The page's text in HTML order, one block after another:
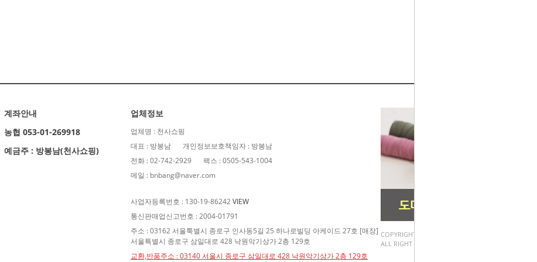
계좌안내
농협 053-01-269918
예금주 : 방봉남(천사쇼핑)
업체정보
업체명 : 천사쇼핑
대표 : 방봉남
개인정보보호책임자 : 방봉남
전화 : 02-742-2929
팩스 : 0505-543-1004
메일 : bnbang@naver.com
사업자등록번호 : 130-19-86242VIEW
통신판매업신고번호 : 2004-01791
주소 : 03162 서울툭별시 종로구 인사동5길 25 하나로빌딩 아케이드 27호 [매장]
서울특별시 종로구 삼일대로 428 낙원악기상가 2층 129호
교환,반품주소 : 03140 서울시 종로구 삼일대로 428 낙원악기상가 2층 129호
COPYRIGHT(C) 천사쇼핑.
ALL RIGHT RESERVED.